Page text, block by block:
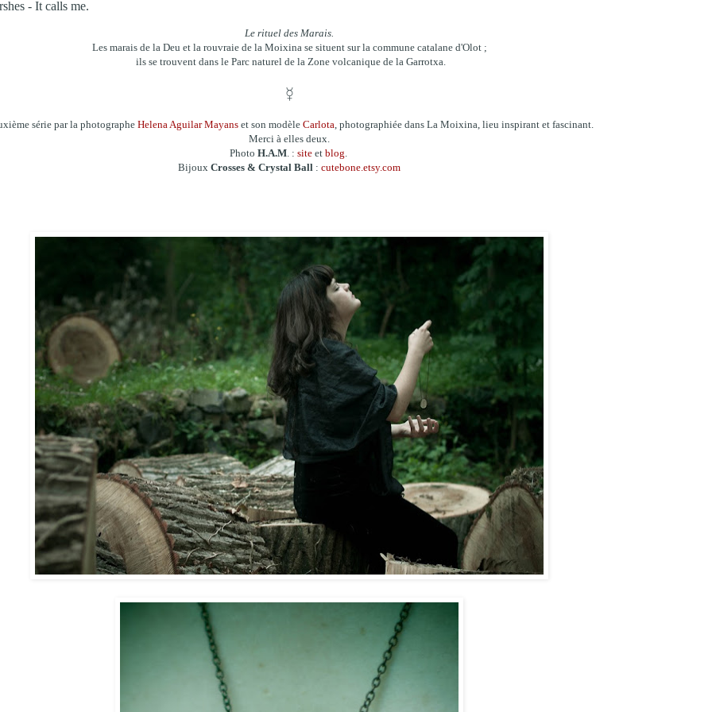
- It calls me.
Le rituel des Marais.
Les marais de la Deu et la rouvraie de la Moixina se situent sur la commune catalane d'Olot ;
ils se trouvent dans le Parc naturel de la Zone volcanique de la Garrotxa.
☿
série par la photographe Helena Aguilar Mayanset son modèle Carlota, photographiée dans La Moixina, lieu inspirant et fascinant.
Merci à elles deux.
Photo H.A.M. : site et blog.
Bijoux Crosses & Crystal Ball : cutebone.etsy.com